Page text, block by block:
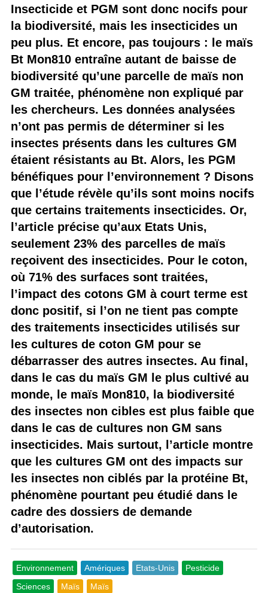
Insecticide et PGM sont donc nocifs pour
la biodiversité, mais les insecticides un
peu plus. Et encore, pas toujours : le maïs
Bt Mon810 entraîne autant de baisse de
biodiversité qu’une parcelle de maïs non
GM traitée, phénomène non expliqué par
les chercheurs. Les données analysées
n’ont pas permis de déterminer si les
insectes présents dans les cultures GM
étaient résistants au Bt. Alors, les PGM
bénéfiques pour l’environnement ? Disons
que l’étude révèle qu’ils sont moins nocifs
que certains traitements insecticides. Or,
l’article précise qu’aux Etats Unis,
seulement 23% des parcelles de maïs
reçoivent des insecticides. Pour le coton,
où 71% des surfaces sont traitées,
l’impact des cotons GM à court terme est
donc positif, si l’on ne tient pas compte
des traitements insecticides utilisés sur
les cultures de coton GM pour se
débarrasser des autres insectes. Au final,
dans le cas du maïs GM le plus cultivé au
monde, le maïs Mon810, la biodiversité
des insectes non cibles est plus faible que
dans le cas de cultures non GM sans
insecticides. Mais surtout, l’article montre
que les cultures GM ont des impacts sur
les insectes non ciblés par la protéine Bt,
phénomène pourtant peu étudié dans le
cadre des dossiers de demande
d’autorisation.
Environnement Amériques Etats-Unis
Pesticide
Sciences
Maïs Maïs